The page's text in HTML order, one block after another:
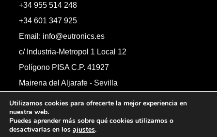
+34 955 514 248
+34 601 347 925
Email: info@eutronics.es
c/ Industria-Metropol 1 Local 12
Polígono PISA C.P. 41927
Mairena del Aljarafe - Sevilla
Formulario de contacto
Utilizamos cookies para ofrecerte la mejor experiencia en
nuestra web.
Puedes aprender más sobre qué cookies utilizamos o
desactivarlas en los ajustes.